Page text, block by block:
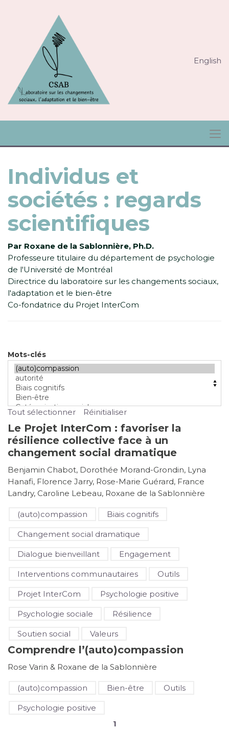
English
Individus et
sociétés : regards
scientifiques
Par Roxane de la Sablonnière, Ph.D.
Professeure titulaire du département de psychologie
de l'Université de Montréal
Directrice du laboratoire sur les changements sociaux,
l'adaptation et le bien-être
Co-fondatrice du Projet InterCom
Mots-clés
Tout sélectionner Réinitialiser
Le Projet InterCom : favoriser la
résilience collective face à un
changement social dramatique
Benjamin Chabot, Dorothée Morand-Grondin, Lyna
Hanafi, Florence Jarry, Rose-Marie Guérard, France
Landry, Caroline Lebeau, Roxane de la Sablonnière
(auto)compassion Biais cognitifs
Changement social dramatique
Dialogue bienveillant Engagement
Interventions communautaires Outils
Projet InterCom Psychologie positive
Psychologie sociale Résilience
Soutien social Valeurs
Comprendre l’(auto)compassion
Rose Varin & Roxane de la Sablonnière
(auto)compassion Bien-être Outils
Psychologie positive
1